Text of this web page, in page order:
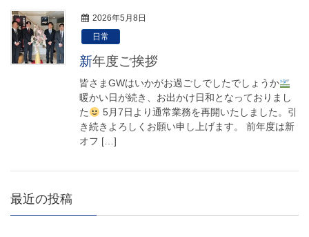
2026年5月8日
日常
新年度ご挨拶
皆さまGWはいかがお過ごしでしたでしょうか
暖かい日が続き、お出かけ日和となっておりまし
た
5月7日より通常業務を再開いたしました。引
き続きよろしくお願い申し上げます。 前年度は新
オフ […]
最近の投稿